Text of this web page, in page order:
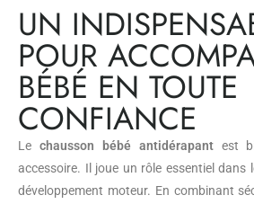
UN
POUR
BÉBÉ EN TOUTE
CONFIANCE
Le chausson bébé antidérapantest
accessoire. Il joue un rôle essentiel dans
développement moteur. En combinant